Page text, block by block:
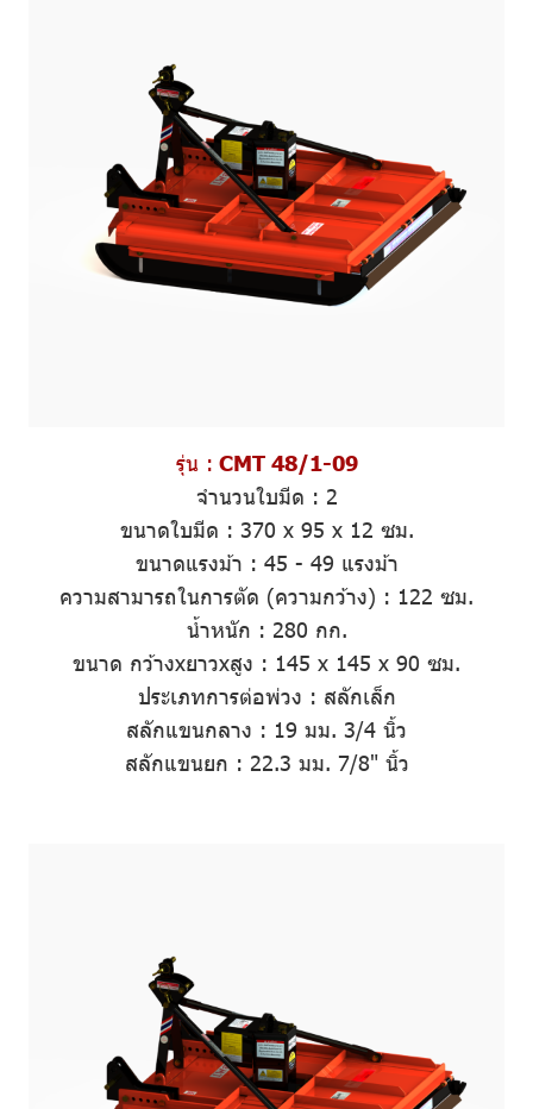
รุ่น : CMT 48/1-09
จำนวนใบมีด : 2
ขนาดใบมีด : 370 x 95 x 12 ซม.
ขนาดแรงม้า : 45 - 49 แรงม้า
ความสามารถในการตัด (ความกว้าง) : 122 ซม.
น้ำหนัก : 280 กก.
ขนาด กว้างxยาวxสูง : 145 x 145 x 90 ซม.
ประเภทการต่อพ่วง : สลักเล็ก
สลักแขนกลาง : 19 มม. 3/4 นิ้ว
สลักแขนยก : 22.3 มม. 7/8" นิ้ว